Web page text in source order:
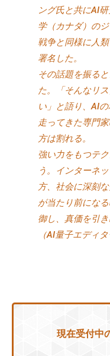
ング氏と共にAI
学（カナダ）の
戦争と同様に人
署名した。
その話題を振る
た。「そんなリ
い」と語り、AI
走ってきた専門
方は割れる。
強い力をもつテ
う。インターネ
方、社会に深刻
が当たり前にな
御し、真価を引
（AI量子エディ
現在受付中